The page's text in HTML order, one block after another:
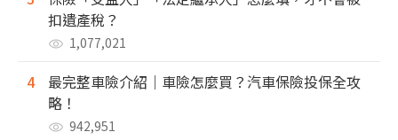
扣遺產稅？
1,077,021
4
最完整車險介紹｜車險怎麼買？汽車保險投保全攻
略！
942,951